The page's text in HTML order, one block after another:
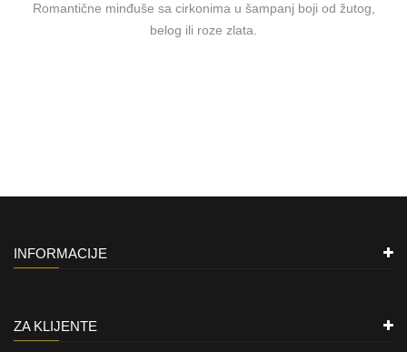
Romantične minđuše sa cirkonima u šampanj boji od žutog,
belog ili roze zlata.
INFORMACIJE
ZA KLIJENTE